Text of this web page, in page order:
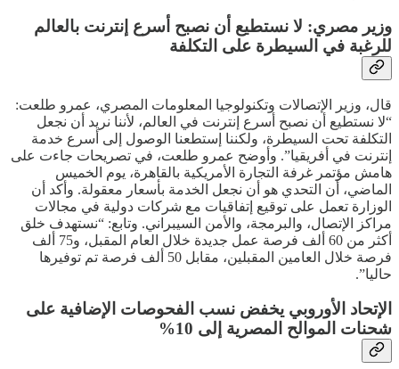
وزير مصري: لا نستطيع أن نصبح أسرع إنترنت بالعالم
للرغبة في السيطرة على التكلفة
قال، وزير الإتصالات وتكنولوجيا المعلومات المصري، عمرو طلعت:
“لا نستطيع أن نصبح أسرع إنترنت في العالم، لأننا نريد أن نجعل
التكلفة تحت السيطرة، ولكننا إستطعنا الوصول إلى أسرع خدمة
إنترنت في أفريقيا”. وأوضح عمرو طلعت، في تصريحات جاءت على
هامش مؤتمر غرفة التجارة الأمريكية بالقاهرة، يوم الخميس
الماضي، أن التحدي هو أن نجعل الخدمة بأسعار معقولة. وأكد أن
الوزارة تعمل على توقيع إتفاقيات مع شركات دولية في مجالات
مراكز الإتصال، والبرمجة، والأمن السيبراني. وتابع: “نستهدف خلق
أكثر من 60 ألف فرصة عمل جديدة خلال العام المقبل، و75 ألف
فرصة خلال العامين المقبلين، مقابل 50 ألف فرصة تم توفيرها
حاليا”.
الإتحاد الأوروبي يخفض نسب الفحوصات الإضافية على
شحنات الموالح المصرية إلى 10%